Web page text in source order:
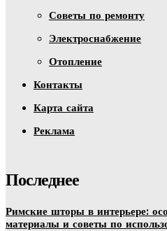
Советы по ремонту
Электроснабжение
Отопление
Контакты
Карта сайта
Реклама
Последнее
Римские шторы в интерьере:
материалы и советы по